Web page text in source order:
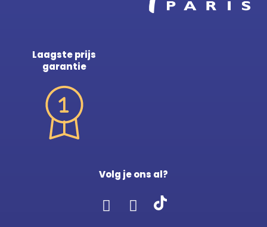
Laagste prijs
garantie
Volg je ons al?